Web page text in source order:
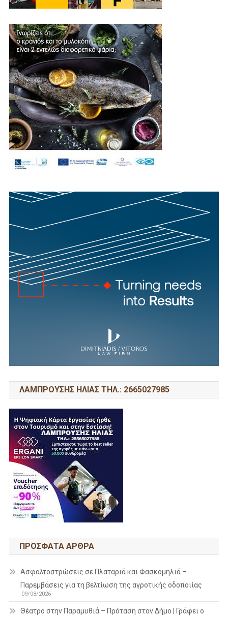
ΛΑΜΠΡΟΥΣΗΣ ΗΛΙΑΣ ΤΗΛ.: 2665027985
ΠΡΌΣΦΑΤΑ ΆΡΘΡΑ
Ασφαλτοστρώσεις σε Πλαταριά και Φασκομηλιά –
Παρεμβάσεις για τη βελτίωση της αγροτικής οδοποιίας
09/08/2026
Θέατρο στην Παραμυθιά – Πρόταση στον Δήμο | Γράφει ο